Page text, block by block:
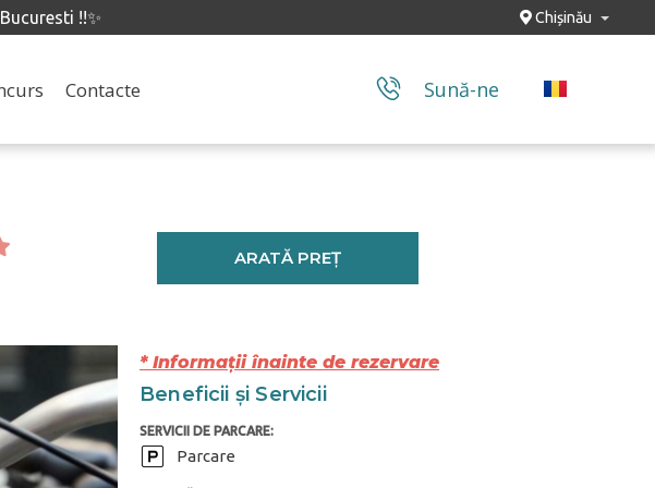
!!✨ Chișinău
Contacte Sună-ne
ARATĂ PREȚ
* Informații înainte de rezervare
Beneficii și Servicii
SERVICII DE PARCARE:
Parcare